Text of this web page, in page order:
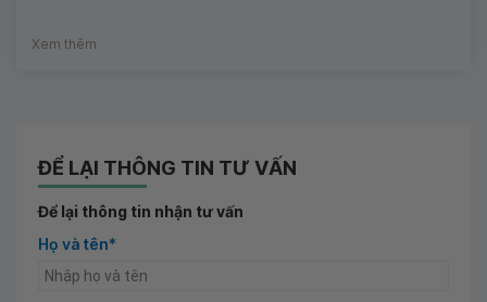
Xem thêm
ĐỂ LẠI THÔNG TIN TƯ VẤN
Để lại thông tin nhận tư vấn
Họ và tên*